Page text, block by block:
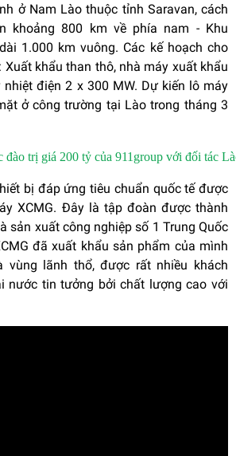
ở Nam Lào thuộc tỉnh Saravan, cách
khoảng 800 km về phía nam - Khu
1.000 km vuông. Các kế hoạch cho
khẩu than thô, nhà máy xuất khẩu
nhiệt điện 2 x 300 MW. Dự kiến lô máy
ở công trường tại Lào trong tháng 3
bị đáp ứng tiêu chuẩn quốc tế được
XCMG. Đây là tập đoàn được thành
sản xuất công nghiệp số 1 Trung Quốc
đã xuất khẩu sản phẩm của mình
vùng lãnh thổ, được rất nhiều khách
nước tin tưởng bởi chất lượng cao với